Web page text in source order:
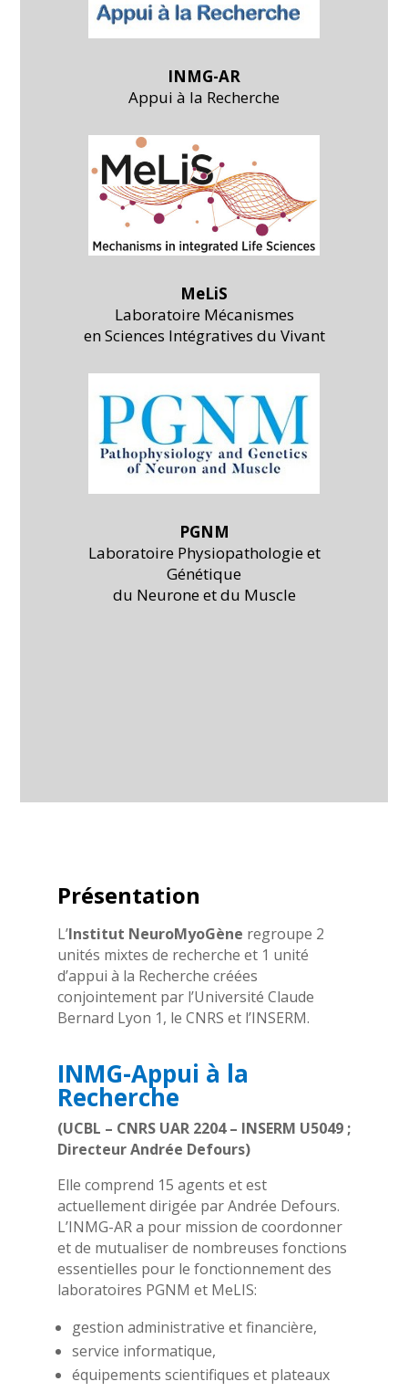
INMG-AR
Appui à la Recherche
MeLiS
Laboratoire Mécanismes
en Sciences Intégratives du Vivant
PGNM
Laboratoire Physiopathologie et
Génétique
du Neurone et du Muscle
Présentation
L’Institut NeuroMyoGène regroupe 2
unités mixtes de recherche et 1 unité
d’appui à la Recherche créées
conjointement par l’Université Claude
Bernard Lyon 1, le CNRS et l’INSERM.
INMG-Appui à la
Recherche
(UCBL – CNRS UAR 2204 – INSERM U5049 ;
Directeur Andrée Defours)
Elle comprend 15 agents et est
actuellement dirigée par Andrée Defours.
L’INMG-AR a pour mission de coordonner
et de mutualiser de nombreuses fonctions
essentielles pour le fonctionnement des
laboratoires PGNM et MeLIS:
gestion administrative et financière,
service informatique,
équipements scientifiques et plateaux